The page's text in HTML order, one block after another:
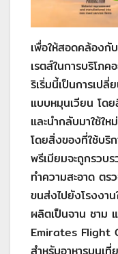
เพื่อให้สอดคล้องกั
เรตส์ในการบริโภ
ริเริ่มนี้เป็นการเป
แบบหมุนเวียน โด
และนำกลับมาใช้ใ
โดยสิ่งของที่ใช้บริ
พรีเมียมจะถูกรวบ
ทำความสะอาด ตร
ขนส่งไปยังโรงงา
ผลิตเป็นจาน ชาม
Emirates Flight